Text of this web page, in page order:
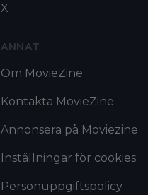
X
ANNAT
Om MovieZine
Kontakta MovieZine
Annonsera på Moviezine
Inställningar för cookies
Personuppgiftspolicy